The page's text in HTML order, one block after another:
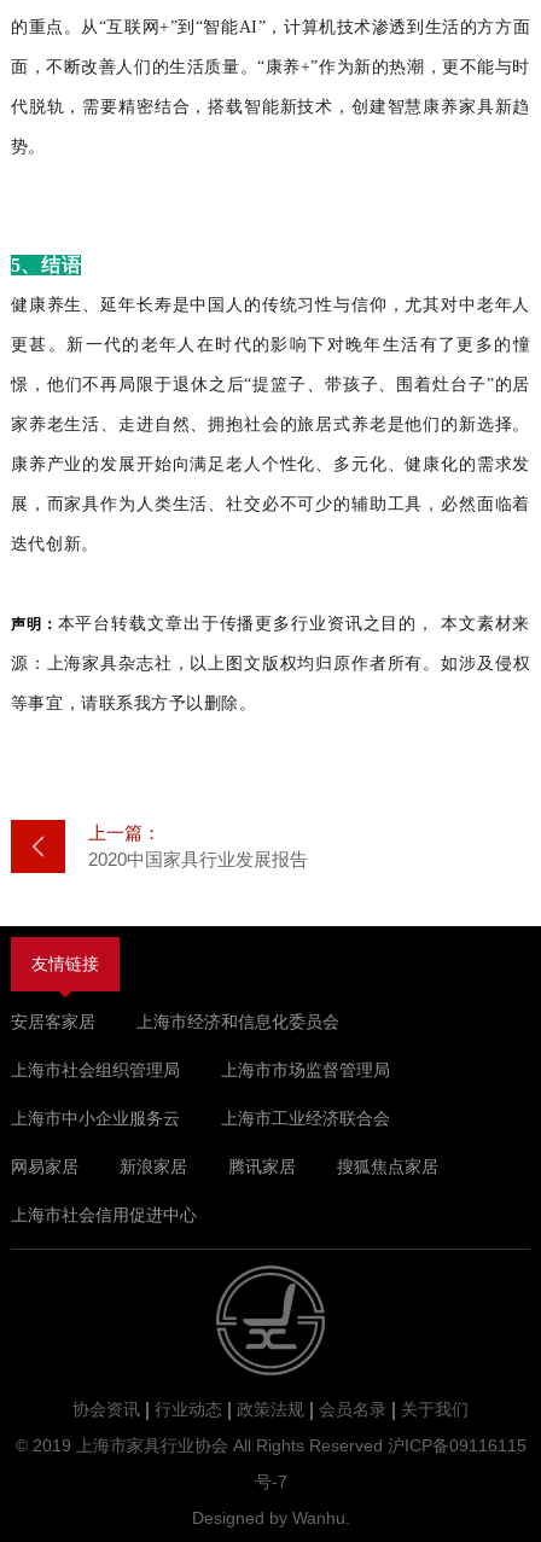
的重点。从“互联网+”到“智能AI”，计算机技术渗透到生活的方方面
面，不断改善人们的生活质量。“康养+”作为新的热潮，更不能与时
代脱轨，需要精密结合，搭载智能新技术，创建智慧康养家具新趋
势。
5、结语
健康养生、延年长寿是中国人的传统习性与信仰，尤其对中老年人
更甚。新一代的老年人在时代的影响下对晚年生活有了更多的憧
憬，他们不再局限于退休之后“提篮子、带孩子、围着灶台子”的居
家养老生活、走进自然、拥抱社会的旅居式养老是他们的新选择。
康养产业的发展开始向满足老人个性化、多元化、健康化的需求发
展，而家具作为人类生活、社交必不可少的辅助工具，必然面临着
迭代创新。
声明： 本平台转载文章出于传播更多行业资讯之目的， 本文素材来
源： 上海家具杂志社 ，以上图文版权均归原作者所有。如涉及侵权
等事宜，请联系我方予以删除。
上一篇：
2020中国家具行业发展报告
友情链接
安居客家居 上海市经济和信息化委员会
上海市社会组织管理局 上海市市场监督管理局
上海市中小企业服务云 上海市工业经济联合会
网易家居 新浪家居 腾讯家居 搜狐焦点家居
上海市社会信用促进中心
协会资讯 行业动态 政策法规 会员名录
关于我们
© 2019 上海市家具行业协会 All Rights Reserved 沪ICP备09116115
号-7
Designed by Wanhu